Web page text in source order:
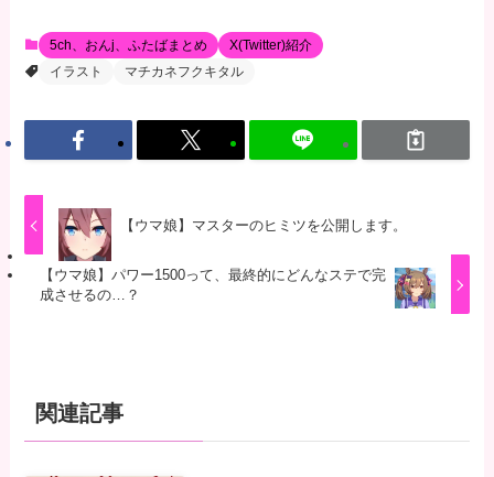
5ch、おんj、ふたばまとめ
X(Twitter)紹介
イラスト
マチカネフクキタル
【ウマ娘】マスターのヒミツを公開します。
【ウマ娘】パワー1500って、最終的にどんなステで完
成させるの…？
関連記事